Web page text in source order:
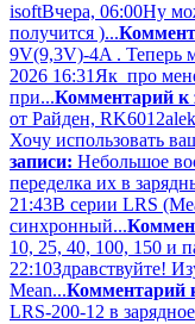
isoftВчера, 06:00Ну
получится )...
9V(9,3V)-4A . Теперь
2026 16:31Як про
при...Комментарий к
от Райден, RK6012
Хочу использовать
записи: Небольшое
переделка их в
21:43В серии LRS
синхронный...
10, 25, 40, 100, 150 и
22:10Здравствуйте!
Mean...Комментарий
LRS-200-12 в